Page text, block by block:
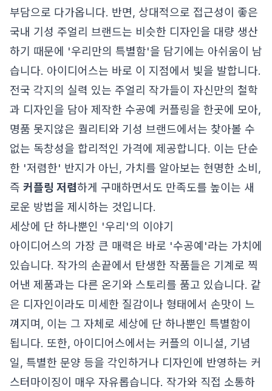
부담으로 다가옵니다. 반면, 상대적으로 접근성이 좋은
국내 기성 주얼리 브랜드는 비슷한 디자인을 대량 생산
하기 때문에 '우리만의 특별함'을 담기에는 아쉬움이 남
습니다. 아이디어스는 바로 이 지점에서 빛을 발합니다.
전국 각지의 실력 있는 주얼리 작가들이 자신만의 철학
과 디자인을 담아 제작한 수공예 커플링을 한곳에 모아,
명품 못지않은 퀄리티와 기성 브랜드에서는 찾아볼 수
없는 독창성을 합리적인 가격에 제공합니다. 이는 단순
한 '저렴한' 반지가 아닌, 가치를 알아보는 현명한 소비,
즉 커플링 저렴하게 구매하면서도 만족도를 높이는 새
로운 방법을 제시하는 것입니다.
세상에 단 하나뿐인 '우리'의 이야기
아이디어스의 가장 큰 매력은 바로 '수공예'라는 가치에
있습니다. 작가의 손끝에서 탄생한 작품들은 기계로 찍
어낸 제품과는 다른 온기와 스토리를 품고 있습니다. 같
은 디자인이라도 미세한 질감이나 형태에서 손맛이 느
껴지며, 이는 그 자체로 세상에 단 하나뿐인 특별함이
됩니다. 또한, 아이디어스에서는 커플의 이니셜, 기념
일, 특별한 문양 등을 각인하거나 디자인에 반영하는 커
스터마이징이 매우 자유롭습니다. 작가와 직접 소통하